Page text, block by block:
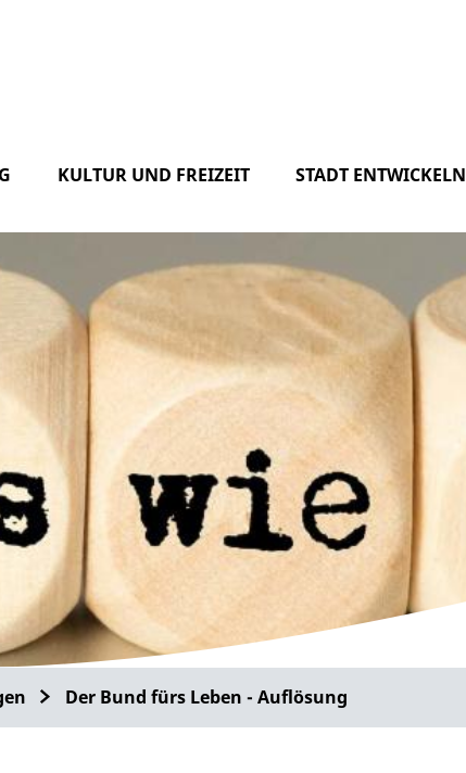
KULTUR UND FREIZEIT STADT ENTWICKELN
Der Bund fürs Leben - Auflösung